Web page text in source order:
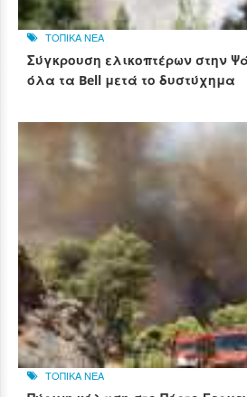
ΤΟΠΙΚΑ ΝΕΑ
Σύγκρουση ελικοπτέρων στην
όλα τα Bell μετά το δυστύχημα
ΤΟΠΙΚΑ ΝΕΑ